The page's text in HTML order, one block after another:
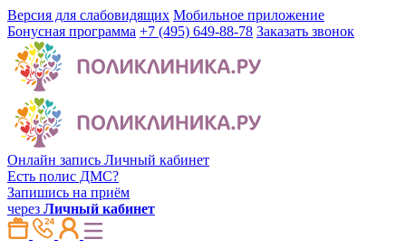
Версия для слабовидящих Мобильное приложение
Бонусная программа +7 (495) 649-88-78 Заказать звонок
Онлайн запись Личный кабинет
Есть полис ДМС?
Запишись на приём
через Личный кабинет